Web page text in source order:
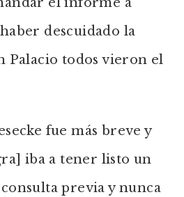
descuidado la
Palacio todos vieron el
fue más breve y
iba a tener listo un
previa y nunca